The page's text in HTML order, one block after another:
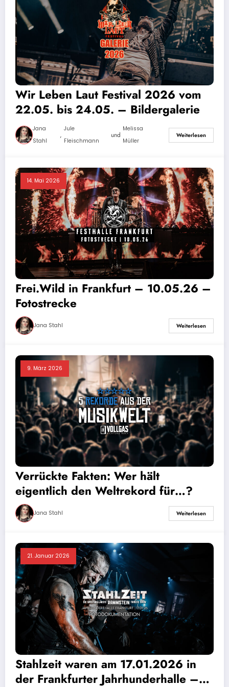
Wir Leben Laut Festival 2026 vom
22.05. bis 24.05. – Bildergalerie
Jana
Stahl
,
Jule
Fleischmann
und
Melissa
Müller
Weiterlesen
14. Mai 2026
Frei.Wild in Frankfurt – 10.05.26 –
Fotostrecke
Jana Stahl Weiterlesen
9. März 2026
Verrückte Fakten: Wer hält
eigentlich den Weltrekord für…?
Jana Stahl Weiterlesen
21. Januar 2026
Stahlzeit waren am 17.01.2026 in
der Frankfurter Jahrhunderhalle –